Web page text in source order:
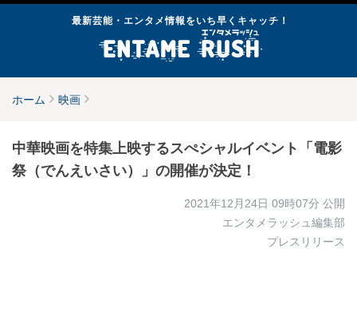
最新芸能・エンタメ情報をいち早くキャッチ！
ホーム 映画
中華映画を特集上映するスぺシャルイベント「電影
祭（でんえいさい）」の開催が決定！
2021年12月24日 09時07分 公開
エンタメラッシュ編集部
プレスリリース